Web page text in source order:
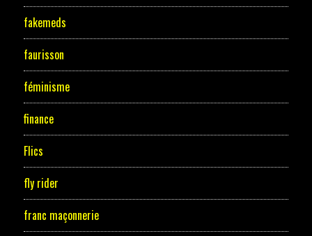
fakemeds
faurisson
féminisme
finance
Flics
fly rider
franc maçonnerie